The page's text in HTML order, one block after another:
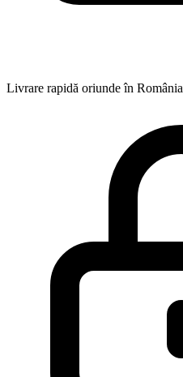
Livrare rapidă oriunde în România